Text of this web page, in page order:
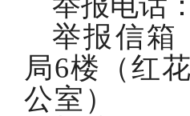
举报信箱
局6楼（红
公室）